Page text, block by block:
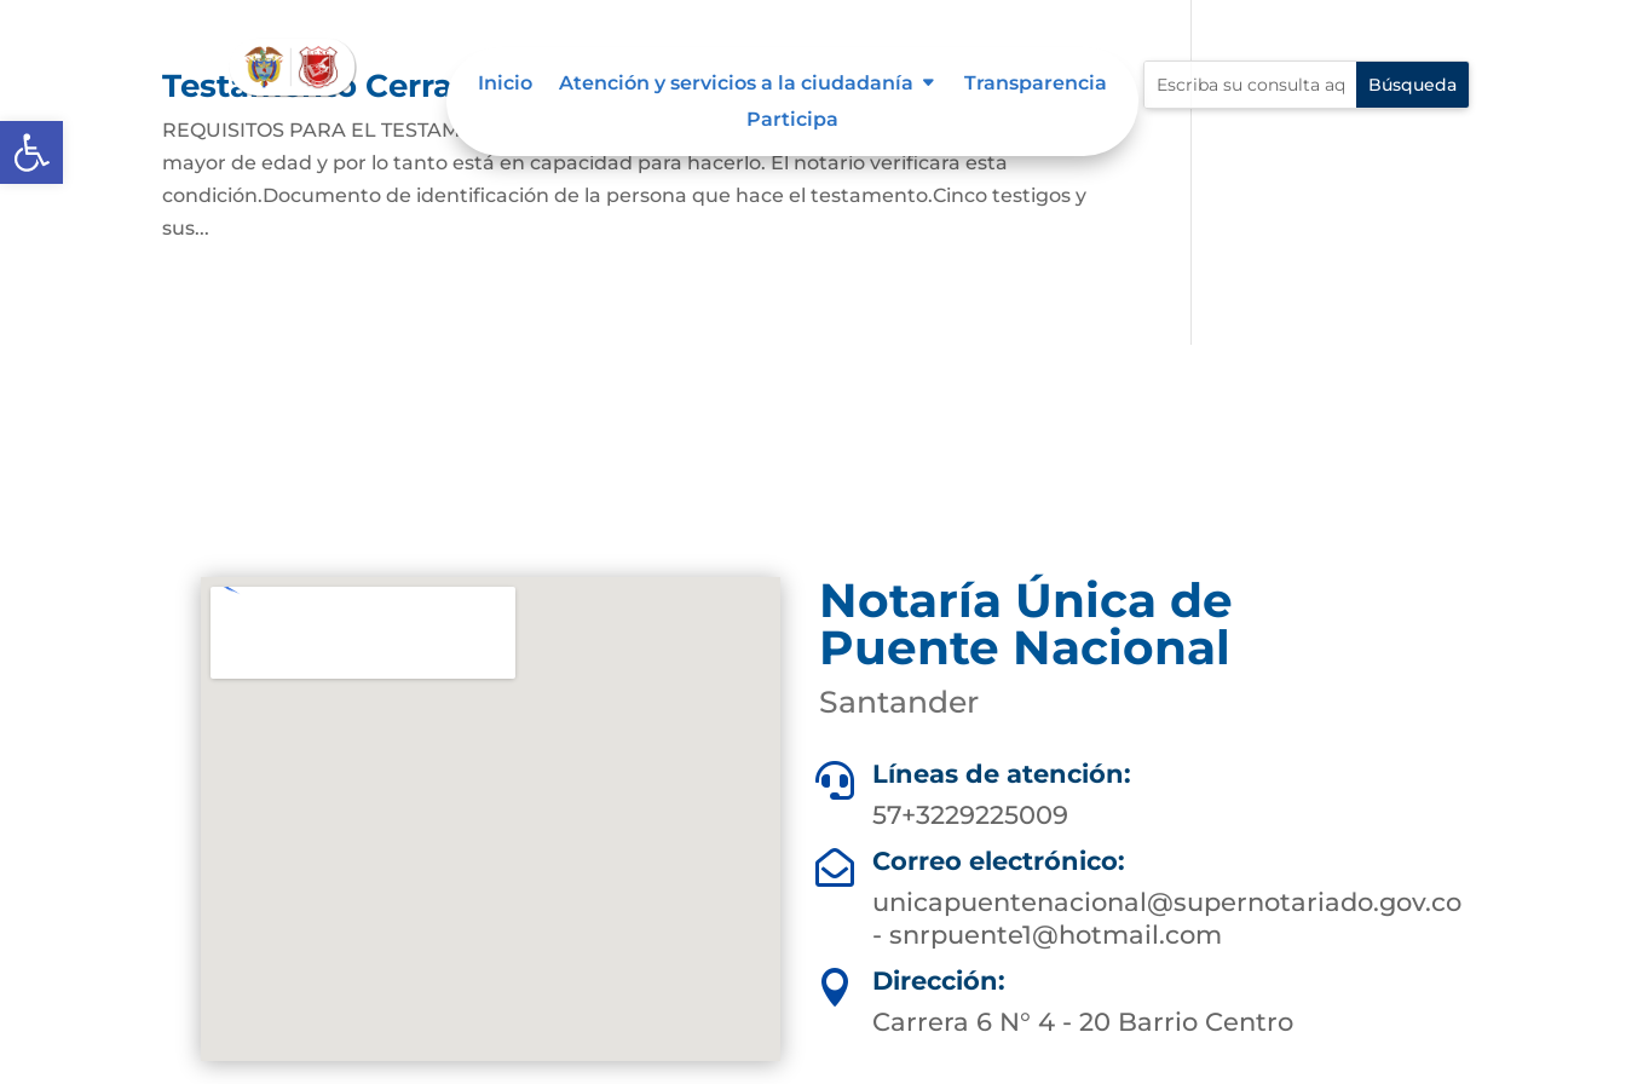
Abrir barra de herramientas
Inicio Atención y servicios a la ciudadanía
Transparencia
Participa
Testamento Cerrado
REQUISITOS PARA EL TESTAMENTO CERRADO: La persona que hace este testamento debe ser
mayor de edad y por lo tanto está en capacidad para hacerlo. El notario verificara esta
condición.Documento de identificación de la persona que hace el testamento.Cinco testigos y
sus...
Notaría Única de
Puente Nacional
Santander

Líneas de atención:
57+3229225009

Correo electrónico:
unicapuentenacional@supernotariado.gov.co
- snrpuente1@hotmail.com

Dirección:
Carrera 6 N° 4 - 20 Barrio Centro